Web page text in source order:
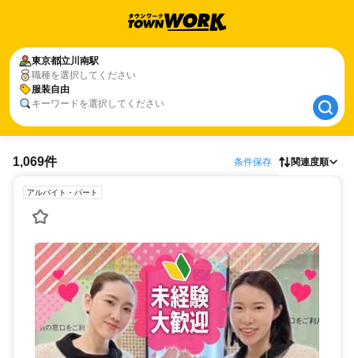
東京都立川南駅
職種を選択してください
服装自由
キーワードを選択してください
東京都立川南駅
服装自由
1,069件 条件保存 関連度順
アルバイト・パート